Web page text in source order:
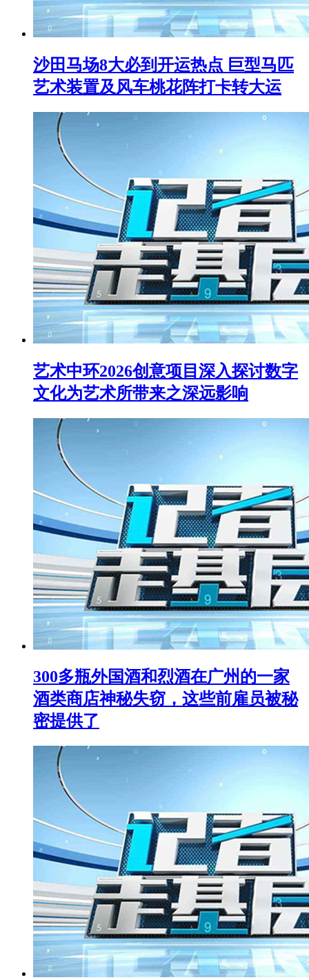
沙田马场8大必到开运热点 巨型马匹
艺术装置及风车桃花阵打卡转大运
艺术中环2026创意项目深入探讨数字
文化为艺术所带来之深远影响
300多瓶外国酒和烈酒在广州的一家
酒类商店神秘失窃，这些前雇员被秘
密提供了